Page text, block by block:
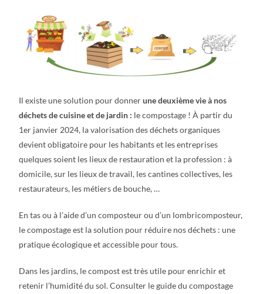
Il existe une solution pour donnerune deuxième vie à nos
déchets de cuisine et de jardin : le compostage ! À partir du
1er janvier 2024, la valorisation des déchets organiques
devient obligatoire pour les habitants et les entreprises
quelques soient les lieux de restauration et la profession : à
domicile, sur les lieux de travail, les cantines collectives, les
restaurateurs, les métiers de bouche, …
En tas ou à l’aide d’un composteur ou d’un lombricomposteur,
le compostage est la solution pour réduire nos déchets : une
pratique écologique et accessible pour tous.
Dans les jardins, le compost est très utile pour enrichir et
retenir l’humidité du sol. Consulter le guide du compostage